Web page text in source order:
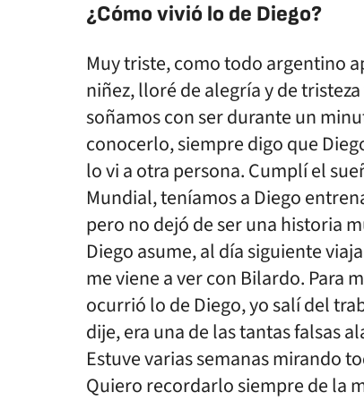
¿Cómo vivió lo de Diego?
Muy triste, como todo argentino
niñez, lloré de alegría y de
soñamos con ser durante un
conocerlo, siempre digo que
lo vi a otra persona. Cumplí el
Mundial, teníamos a Diego
pero no dejó de ser una historia
Diego asume, al día siguiente
me viene a ver con Bilardo. Para
ocurrió lo de Diego, yo salí del
dije, era una de las tantas falsas
Estuve varias semanas mirando
Quiero recordarlo siempre de la